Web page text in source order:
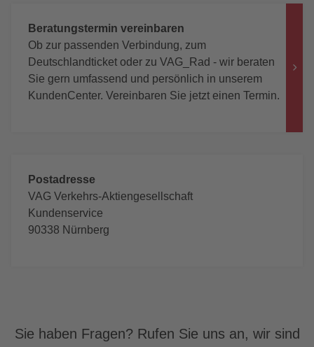
Beratungstermin vereinbaren
Ob zur passenden Verbindung, zum
Deutschlandticket oder zu VAG_Rad - wir beraten
Sie gern umfassend und persönlich in unserem
KundenCenter. Vereinbaren Sie jetzt einen Termin.
Postadresse
VAG Verkehrs-Aktiengesellschaft
Kundenservice
90338 Nürnberg
Sie haben Fragen? Rufen Sie uns an, wir sind